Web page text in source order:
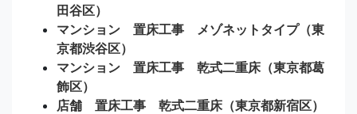
田谷区）
マンション 置床工事 メゾネットタイプ（東
京都渋谷区）
マンション 置床工事 乾式二重床（東京都葛
飾区）
店舗 置床工事 乾式二重床（東京都新宿区）